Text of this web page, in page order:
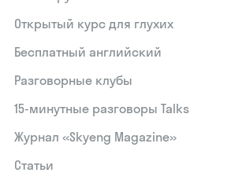
Открытый курс для глухих
Бесплатный английский
Разговорные клубы
15‑минутные разговоры Talks
Журнал «Skyeng Magazine»
Статьи